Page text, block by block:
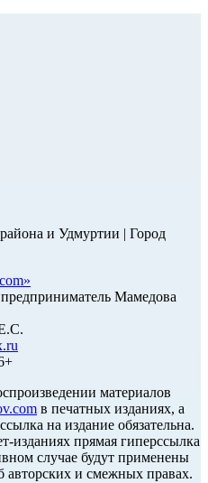
и Удмуртии | Город
»
Мамедова
материалов
в печатных изданиях, а
на издание обязательна.
изданиях прямая гиперссылка
случае будут применены
авторских и смежных правах.